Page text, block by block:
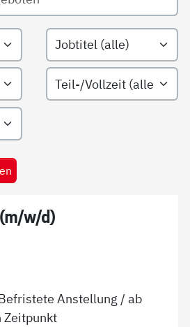
Filtern nach Jobtitel
Filtern nach Teil-/Vollzeit
w/d)
Anstellung / ab
Zeitpunkt